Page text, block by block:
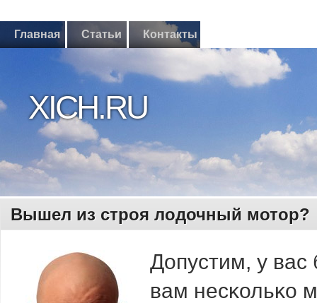
Главная Статьи Контакты
XICH.RU
Вышел из строя лодочный мотор?
Допустим, у
вам несκольκо